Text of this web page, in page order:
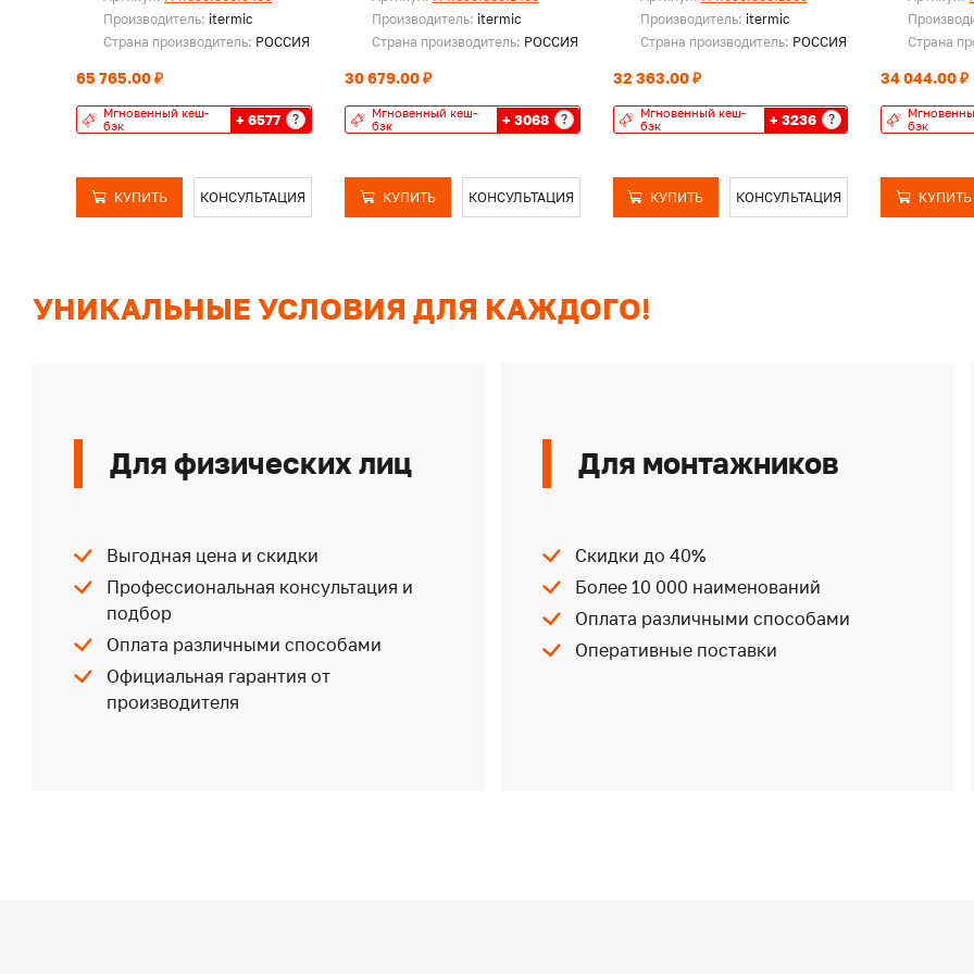
Производитель: itermic
Страна производитель: РОССИЯ
65 765.00 ₽
Мгновенный кеш-
бэк
+ 6577 ?
КУПИТЬ КОНСУЛЬТАЦИЯ
Производитель: itermic
Страна производитель: РОССИЯ
30 679.00 ₽
Мгновенный кеш-
бэк
+ 3068 ?
КУПИТЬ КОНСУЛЬТАЦИЯ
Производитель: itermic
Страна производитель: РОССИЯ
32 363.00 ₽
Мгновенный кеш-
бэк
+ 3236 ?
КУПИТЬ КОНСУЛЬТАЦИЯ
Страна
34 044.00 ₽
бэк
КУПИТЬ
УНИКАЛЬНЫЕ УСЛОВИЯ ДЛЯ КАЖДОГО!
Для физических лиц
Выгодная цена и скидки
Профессиональная консультация и
подбор
Оплата различными способами
Официальная гарантия от
производителя
Для монтажников
Скидки до 40%
Более 10 000 наименований
Оплата различными способами
Оперативные поставки